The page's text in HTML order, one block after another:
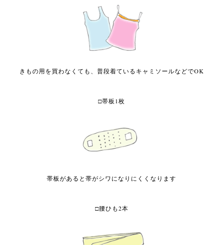
きもの用を買わなくても、普段着ているキャミソールなどでOK
□帯板1枚
帯板があると帯がシワになりにくくなります
□腰ひも2本